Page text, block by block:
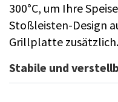
300°C, um Ihre
Stoßleisten-Design
Grillplatte zusätzlich.
Stabile und